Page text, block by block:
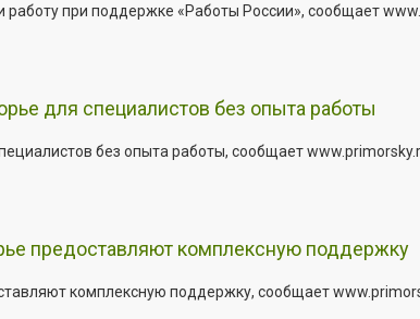
при поддержке «Работы России», сообщает
для специалистов без опыта работы
без опыта работы, сообщает
предоставляют комплексную поддержку
комплексную поддержку, сообщает